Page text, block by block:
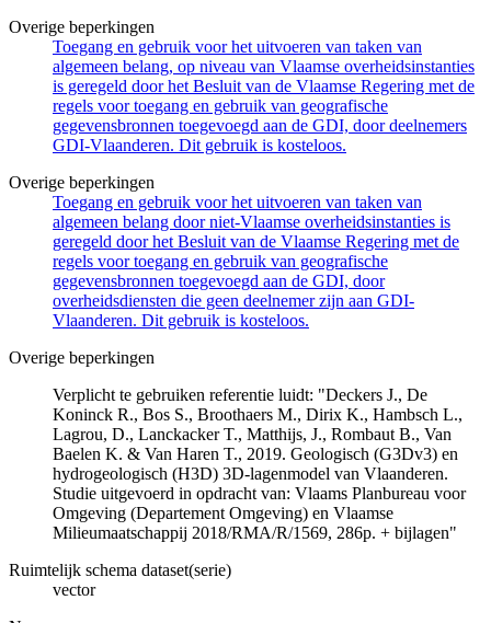
Overige beperkingen
Toegang en gebruik voor het uitvoeren van taken van
algemeen belang, op niveau van Vlaamse overheidsinstanties
is geregeld door het Besluit van de Vlaamse Regering met de
regels voor toegang en gebruik van geografische
gegevensbronnen toegevoegd aan de GDI, door deelnemers
GDI-Vlaanderen. Dit gebruik is kosteloos.
Overige beperkingen
Toegang en gebruik voor het uitvoeren van taken van
algemeen belang door niet-Vlaamse overheidsinstanties is
geregeld door het Besluit van de Vlaamse Regering met de
regels voor toegang en gebruik van geografische
gegevensbronnen toegevoegd aan de GDI, door
overheidsdiensten die geen deelnemer zijn aan GDI-
Vlaanderen. Dit gebruik is kosteloos.
Overige beperkingen
Verplicht te gebruiken referentie luidt: "Deckers J., De
Koninck R., Bos S., Broothaers M., Dirix K., Hambsch L.,
Lagrou, D., Lanckacker T., Matthijs, J., Rombaut B., Van
Baelen K. & Van Haren T., 2019. Geologisch (G3Dv3) en
hydrogeologisch (H3D) 3D-lagenmodel van Vlaanderen.
Studie uitgevoerd in opdracht van: Vlaams Planbureau voor
Omgeving (Departement Omgeving) en Vlaamse
Milieumaatschappij 2018/RMA/R/1569, 286p. + bijlagen"
Ruimtelijk schema dataset(serie)
vector